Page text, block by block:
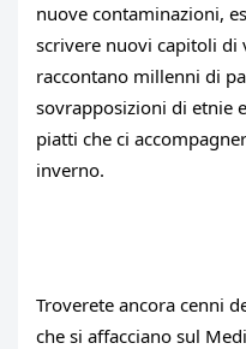
nuove contaminazioni,
scrivere nuovi capitoli di
raccontano millenni di
sovrapposizioni di etnie
piatti che ci
inverno.
Troverete ancora cenni
che si affacciano sul